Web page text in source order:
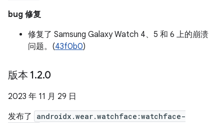
bug 修复
修复了 Samsung Galaxy Watch 4、5 和 6 上的崩溃
问题。(43f0b0)
版本 1.2.0
2023 年 11 月 29 日
发布了
androidx.wear.watchface:watchface-